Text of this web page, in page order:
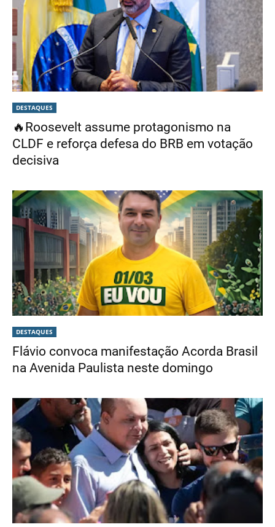
DESTAQUES
🔥Roosevelt assume protagonismo na
CLDF e reforça defesa do BRB em votação
decisiva
DESTAQUES
Flávio convoca manifestação Acorda Brasil
na Avenida Paulista neste domingo